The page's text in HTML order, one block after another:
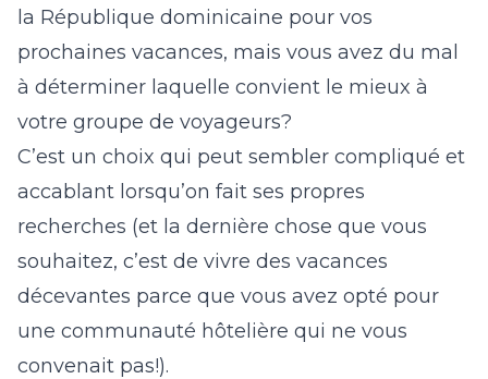
20 21 22 23 24 25 26
27 28 29 30
la République dominicaine pour vos
prochaines vacances, mais vous avez du mal
à déterminer laquelle convient le mieux à
votre groupe de voyageurs?
C’est un choix qui peut sembler compliqué et
accablant lorsqu’on fait ses propres
recherches (et la dernière chose que vous
souhaitez, c’est de vivre des vacances
décevantes parce que vous avez opté pour
une communauté hôtelière qui ne vous
convenait pas!).